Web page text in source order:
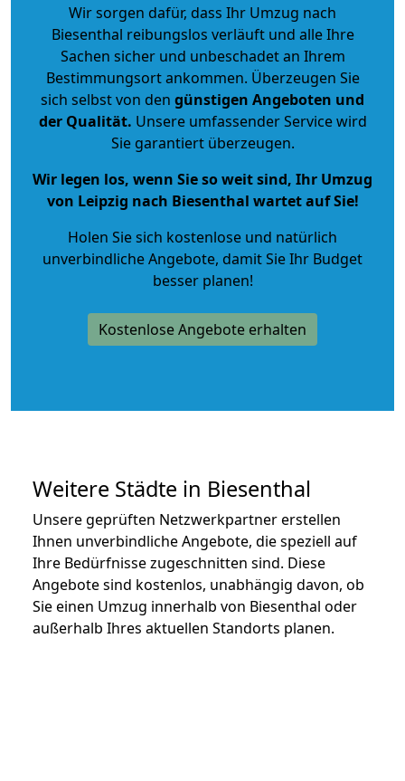
Wir sorgen dafür, dass Ihr Umzug nach
Biesenthal reibungslos verläuft und alle Ihre
Sachen sicher und unbeschadet an Ihrem
Bestimmungsort ankommen. Überzeugen Sie
sich selbst von den günstigen Angeboten und
der Qualität. Unsere umfassender Service wird
Sie garantiert überzeugen.
Wir legen los, wenn Sie so weit sind, Ihr Umzug
von Leipzig nach Biesenthal wartet auf Sie!
Holen Sie sich kostenlose und natürlich
unverbindliche Angebote, damit Sie Ihr Budget
besser planen!
Kostenlose Angebote erhalten
Weitere Städte in Biesenthal
Unsere geprüften Netzwerkpartner erstellen
Ihnen unverbindliche Angebote, die speziell auf
Ihre Bedürfnisse zugeschnitten sind. Diese
Angebote sind kostenlos, unabhängig davon, ob
Sie einen Umzug innerhalb von Biesenthal oder
außerhalb Ihres aktuellen Standorts planen.